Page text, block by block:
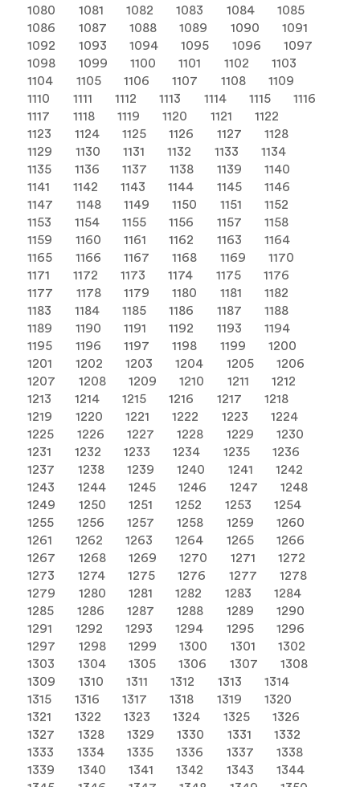
1080
1081 1082 1083 1084
1085
1086
1087 1088 1089 1090
1091
1092
1093 1094 1095 1096
1097
1098
1099 1100 1101 1102
1103
1104
1105 1106 1107 1108
1109
1110
1111 1112 1113 1114 1115
1116
1117
1118 1119 1120 1121
1122
1123
1124 1125 1126 1127
1128
1129
1130 1131 1132 1133
1134
1135
1136 1137 1138 1139
1140
1141
1142 1143 1144 1145
1146
1147
1148 1149 1150 1151
1152
1153
1154 1155 1156 1157
1158
1159
1160 1161 1162 1163
1164
1165
1166 1167 1168 1169
1170
1171
1172 1173 1174 1175
1176
1177
1178 1179 1180 1181
1182
1183
1184 1185 1186 1187
1188
1189
1190 1191 1192 1193
1194
1195
1196 1197 1198 1199
1200
1201
1202 1203 1204 1205
1206
1207
1208 1209 1210 1211
1212
1213
1214 1215 1216 1217
1218
1219
1220 1221 1222 1223
1224
1225
1226 1227 1228 1229
1230
1231
1232 1233 1234 1235
1236
1237
1238 1239 1240 1241
1242
1243
1244 1245 1246 1247
1248
1249
1250 1251 1252 1253
1254
1255
1256 1257 1258 1259
1260
1261
1262 1263 1264 1265
1266
1267
1268 1269 1270 1271
1272
1273
1274 1275 1276 1277
1278
1279
1280 1281 1282 1283
1284
1285
1286 1287 1288 1289
1290
1291
1292 1293 1294 1295
1296
1297
1298 1299 1300 1301
1302
1303
1304 1305 1306 1307
1308
1309
1310 1311 1312 1313
1314
1315
1316 1317 1318 1319
1320
1321
1322 1323 1324 1325
1326
1327
1328 1329 1330 1331
1332
1333
1334 1335 1336 1337
1338
1339
1340 1341 1342 1343
1344